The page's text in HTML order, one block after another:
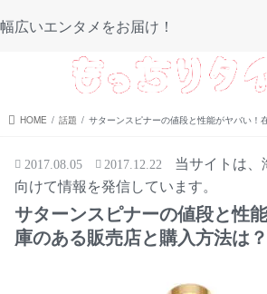
幅広いエンタメをお届け！
HOME 話題 サターンスピナーの値段と性能がヤバい！
2017.08.05 2017.12.22
当サイトは
向けて情報を発信しています。
サターンスピナーの値段と性
庫のある販売店と購入方法は？